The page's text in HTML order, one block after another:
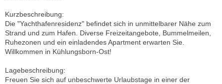
Kurzbeschreibung:
Die "Yachthafenresidenz" befindet sich in unmittelbarer Nähe zum
Strand und zum Hafen. Diverse Freizeitangebote, Bummelmeilen,
Ruhezonen und ein einladendes Apartment erwarten Sie.
Willkommen in Kühlungsborn-Ost!
Lagebeschreibung:
Freuen Sie sich auf unbeschwerte Urlaubstage in einer der